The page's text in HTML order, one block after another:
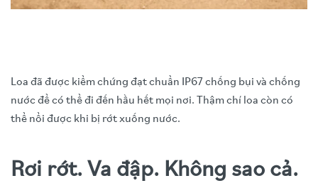
Loa đã được kiểm chứng đạt chuẩn IP67 chống bụi và chống
nước để có thể đi đến hầu hết mọi nơi. Thậm chí loa còn có
thể nổi được khi bị rớt xuống nước.
Rơi rớt. Va đập. Không sao cả.